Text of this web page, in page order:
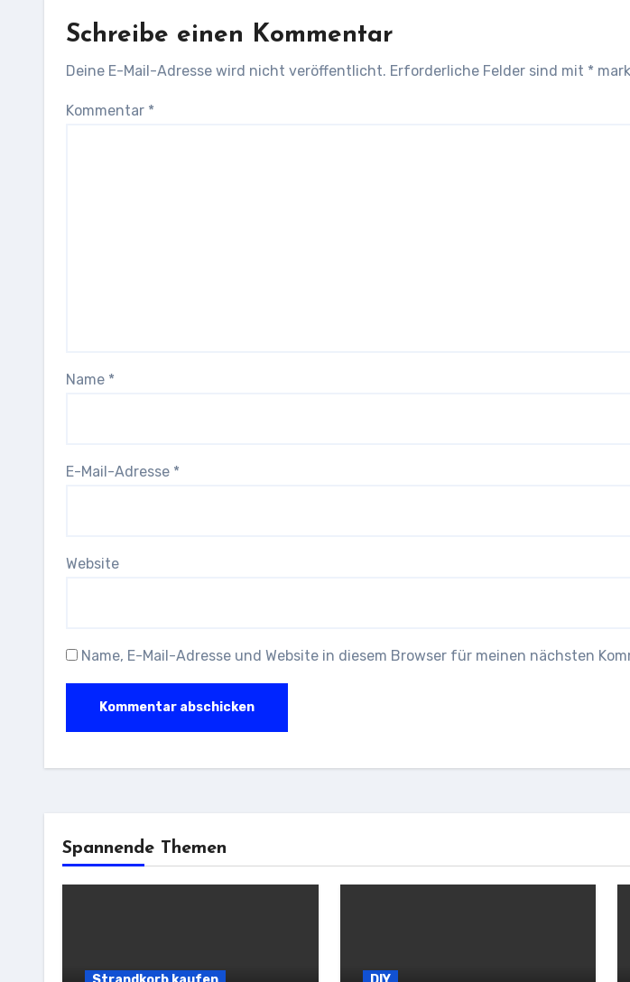
Schreibe einen Kommentar
Deine E-Mail-Adresse wird nicht veröffentlicht. Erforderliche Felder sind mit *
Kommentar *
Name *
E-Mail-Adresse *
Website
Name, E-Mail-Adresse und Website in diesem Browser für meinen nächsten
Spannende Themen